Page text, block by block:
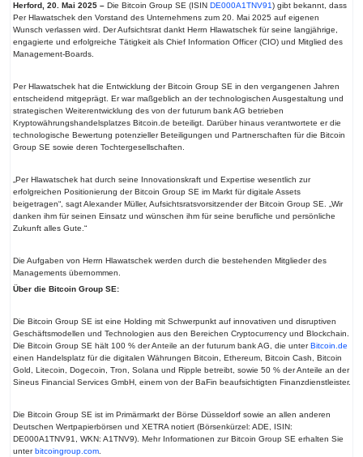
Herford, 20. Mai 2025 –Die Bitcoin Group SE (ISIN DE000A1TNV91) gibt bekannt, dass
Per Hlawatschek den Vorstand des Unternehmens zum 20. Mai 2025 auf eigenen
Wunsch verlassen wird. Der Aufsichtsrat dankt Herrn Hlawatschek für seine langjährige,
engagierte und erfolgreiche Tätigkeit als Chief Information Officer (CIO) und Mitglied des
Management-Boards.
Per Hlawatschek hat die Entwicklung der Bitcoin Group SE in den vergangenen Jahren
entscheidend mitgeprägt. Er war maßgeblich an der technologischen Ausgestaltung und
strategischen Weiterentwicklung des von der futurum bank AG betrieben
Kryptowährungshandelsplatzes Bitcoin.de beteiligt. Darüber hinaus verantwortete er die
technologische Bewertung potenzieller Beteiligungen und Partnerschaften für die Bitcoin
Group SE sowie deren Tochtergesellschaften.
„Per Hlawatschek hat durch seine Innovationskraft und Expertise wesentlich zur
erfolgreichen Positionierung der Bitcoin Group SE im Markt für digitale Assets
beigetragen“, sagt Alexander Müller, Aufsichtsratsvorsitzender der Bitcoin Group SE. „Wir
danken ihm für seinen Einsatz und wünschen ihm für seine berufliche und persönliche
Zukunft alles Gute.“
Die Aufgaben von Herrn Hlawatschek werden durch die bestehenden Mitglieder des
Managements übernommen.
Über die Bitcoin Group SE:
Die Bitcoin Group SE ist eine Holding mit Schwerpunkt auf innovativen und disruptiven
Geschäftsmodellen und Technologien aus den Bereichen Cryptocurrency und Blockchain.
Die Bitcoin Group SE hält 100 % der Anteile an der futurum bank AG, die unterBitcoin.de
einen Handelsplatz für die digitalen Währungen Bitcoin, Ethereum, Bitcoin Cash, Bitcoin
Gold, Litecoin, Dogecoin, Tron, Solana und Ripple betreibt, sowie 50 % der Anteile an der
Sineus Financial Services GmbH, einem von der BaFin beaufsichtigten Finanzdienstleister.
Die Bitcoin Group SE ist im Primärmarkt der Börse Düsseldorf sowie an allen anderen
Deutschen Wertpapierbörsen und XETRA notiert (Börsenkürzel: ADE, ISIN:
DE000A1TNV91, WKN: A1TNV9). Mehr Informationen zur Bitcoin Group SE erhalten Sie
unterbitcoingroup.com.